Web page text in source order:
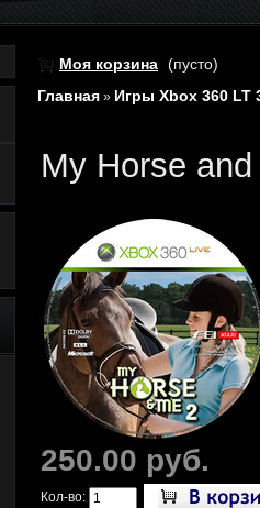
Моя корзина (пусто)
Главная » Игры Xbox 360 LT
My Horse
250.00 руб.
Кол-во: